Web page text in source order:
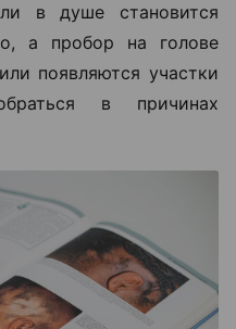
в душе становится
а пробор на голове
появляются участки
в причинах